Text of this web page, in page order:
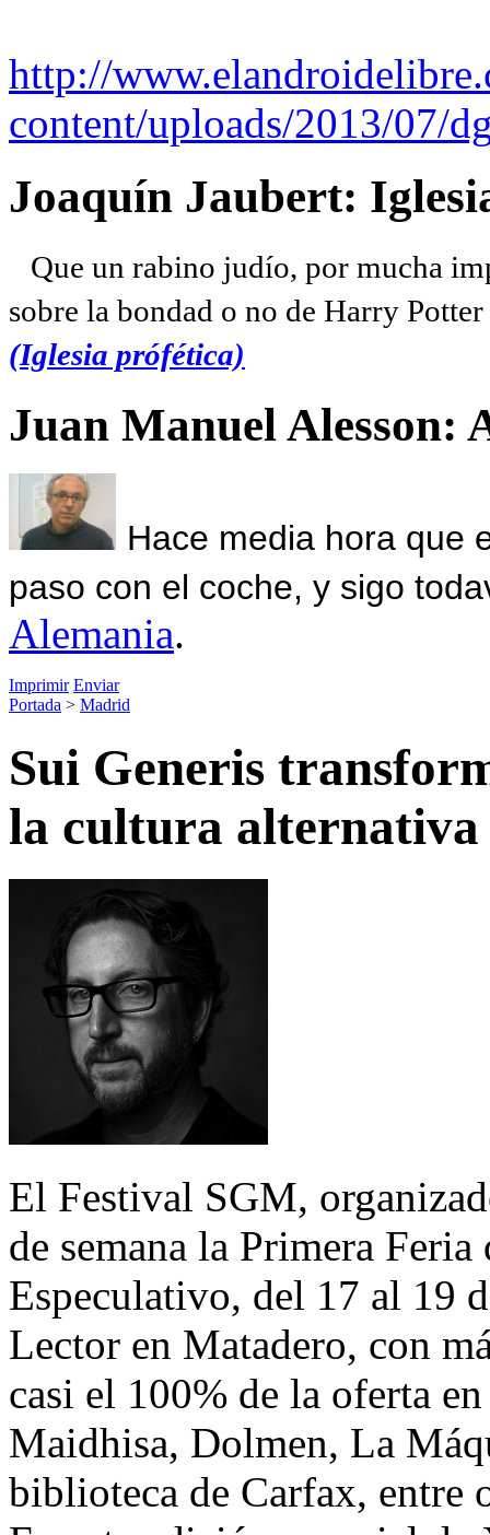
http://
content/uploads/2013/07/
Joaquín Jaubert:
Que un rabino judío, por mucha
sobre la bondad o no de Harry
(Iglesia prófética)
Juan Manuel Alesson:
Hace media hora que
paso con el coche, y sigo
Alemania.
Imprimir Enviar
Portada > Madrid
Sui Generis
la cultura alternativa
El Festival SGM,
de semana la Primera
Especulativo, del 17 al 19
Lector en Matadero, con
casi el 100% de la oferta
Maidhisa, Dolmen, La
biblioteca de Carfax, entre